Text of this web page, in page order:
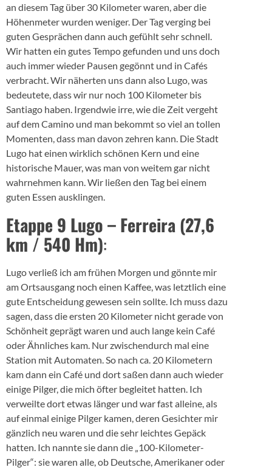
an diesem Tag über 30 Kilometer waren, aber die
Höhenmeter wurden weniger. Der Tag verging bei
guten Gesprächen dann auch gefühlt sehr schnell.
Wir hatten ein gutes Tempo gefunden und uns doch
auch immer wieder Pausen gegönnt und in Cafés
verbracht. Wir näherten uns dann also Lugo, was
bedeutete, dass wir nur noch 100 Kilometer bis
Santiago haben. Irgendwie irre, wie die Zeit vergeht
auf dem Camino und man bekommt so viel an tollen
Momenten, dass man davon zehren kann. Die Stadt
Lugo hat einen wirklich schönen Kern und eine
historische Mauer, was man von weitem gar nicht
wahrnehmen kann. Wir ließen den Tag bei einem
guten Essen ausklingen.
Etappe 9 Lugo – Ferreira (27,6
km / 540 Hm):
Lugo verließ ich am frühen Morgen und gönnte mir
am Ortsausgang noch einen Kaffee, was letztlich eine
gute Entscheidung gewesen sein sollte. Ich muss dazu
sagen, dass die ersten 20 Kilometer nicht gerade von
Schönheit geprägt waren und auch lange kein Café
oder Ähnliches kam. Nur zwischendurch mal eine
Station mit Automaten. So nach ca. 20 Kilometern
kam dann ein Café und dort saßen dann auch wieder
einige Pilger, die mich öfter begleitet hatten. Ich
verweilte dort etwas länger und war fast alleine, als
auf einmal einige Pilger kamen, deren Gesichter mir
gänzlich neu waren und die sehr leichtes Gepäck
hatten. Ich nannte sie dann die „100-Kilometer-
Pilger“: sie waren alle, ob Deutsche, Amerikaner oder